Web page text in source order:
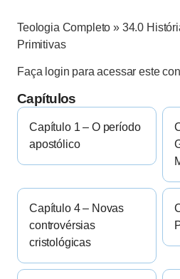
Teologia Completo » 34.0
Primitivas
Faça login para acessar este
Capítulos
Capítulo 1 – O período
apostólico
Capítulo 4 – Novas
controvérsias
cristológicas